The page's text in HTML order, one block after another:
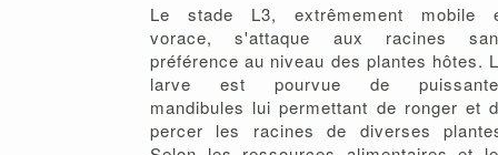
Le stade L3, extrêmement mobile
vorace, s'attaque aux racines
préférence au niveau des plantes hôtes.
larve est pourvue de
mandibules lui permettant de ronger et
percer les racines de diverses